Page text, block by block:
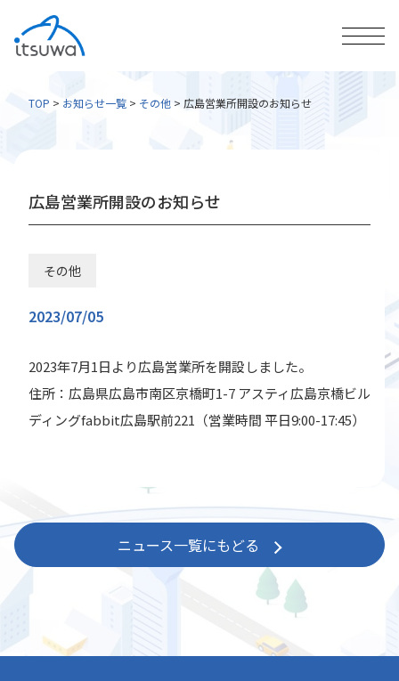
TOP > お知らせ一覧 > その他 > 広島営業所開設のお知らせ
広島営業所開設のお知らせ
その他
2023/07/05
2023年7月1日より広島営業所を開設しました。
住所：広島県広島市南区京橋町1-7 アスティ広島京橋ビル
ディングfabbit広島駅前221（営業時間 平日9:00-17:45）
ニュース一覧にもどる